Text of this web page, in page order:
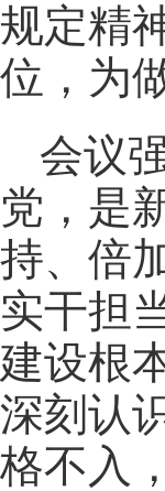
规定精
位，为
会议
党，是
持、倍
实干担
建设根
深刻认
格不入